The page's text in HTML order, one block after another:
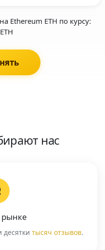
Ethereum ETH по курсу:
нас
рынке
десятки тысяч отзывов.